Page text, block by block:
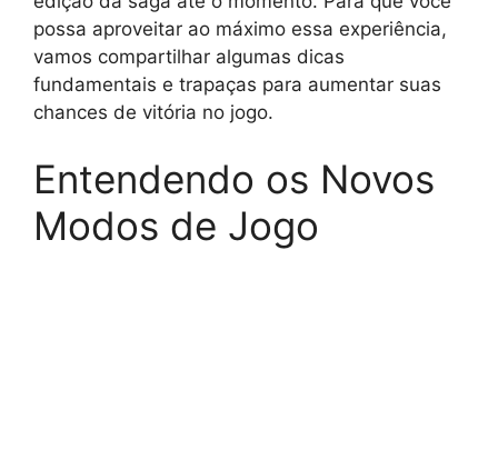
possa aproveitar ao máximo essa experiência,
vamos compartilhar algumas dicas
fundamentais e trapaças para aumentar suas
chances de vitória no jogo.
Entendendo os Novos
Modos de Jogo